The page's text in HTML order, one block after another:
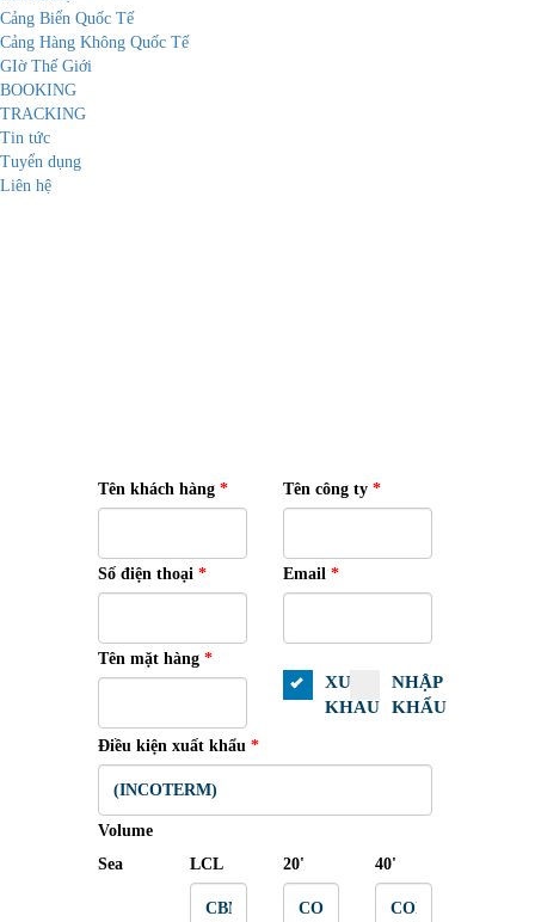
Cảng Biển Quốc Tế
Cảng Hàng Không Quốc Tế
GIờ Thế Giới
BOOKING
TRACKING
Tin tức
Tuyển dụng
Liên hệ
Tên khách hàng* Tên công ty *
Số điện thoại* Email *
Tên mặt hàng*
XUẤT
KHẨU
NHẬP
KHẨU
Điều kiện xuất khẩu*
Volume
Sea
LCL 20' 40'